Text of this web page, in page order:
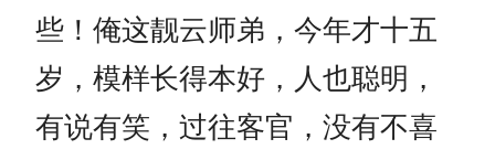
些！俺这靓云师弟，今年才十五
岁，模样长得本好，人也聪明，
有说有笑，过往客官，没有不喜